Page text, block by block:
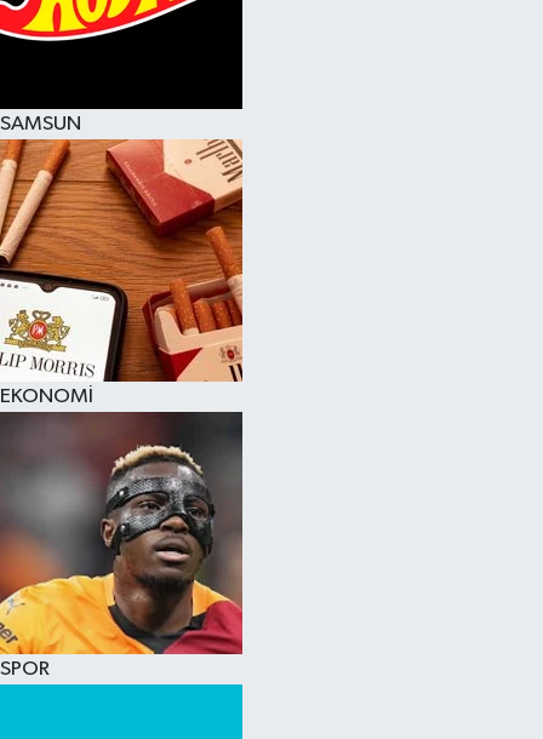
SAMSUN
EKONOMİ
SPOR